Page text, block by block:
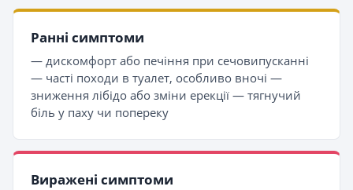
Ранні симптоми
— дискомфорт або печіння при сечовипусканні
— часті походи в туалет, особливо вночі —
зниження лібідо або зміни ерекції — тягнучий
біль у паху чи попереку
Виражені симптоми